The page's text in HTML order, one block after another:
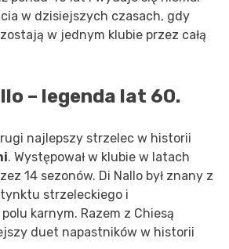
w dzisiejszych czasach, gdy
w jednym klubie przez całą
– legenda lat 60.
najlepszy strzelec w historii
. Występował w klubie w latach
14 sezonów. Di Nallo był znany z
strzeleckiego i
karnym. Razem z Chiesą
duet napastników w historii